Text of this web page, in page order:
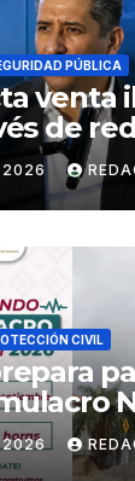
PÚBLICA
venta
de
y
2026
CIVIL
2026